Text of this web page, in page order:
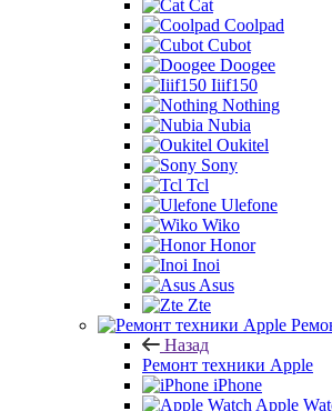
Cat
Coolpad
Cubot
Doogee
Iiif150
Nothing
Nubia
Oukitel
Sony
Tcl
Ulefone
Wiko
Honor
Inoi
Asus
Zte
Назад
Ремонт техники Apple
iPhone
Apple